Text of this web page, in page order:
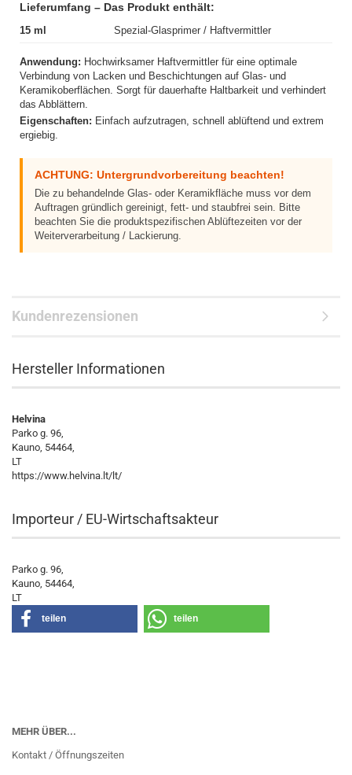
Lieferumfang – Das Produkt enthält:
15 ml Spezial-Glasprimer / Haftvermittler
Anwendung: Hochwirksamer Haftvermittler für eine optimale
Verbindung von Lacken und Beschichtungen auf Glas- und
Keramikoberflächen. Sorgt für dauerhafte Haltbarkeit und verhindert
das Abblättern.
Eigenschaften: Einfach aufzutragen, schnell ablüftend und extrem
ergiebig.
ACHTUNG: Untergrundvorbereitung beachten!
Die zu behandelnde Glas- oder Keramikfläche muss vor dem
Auftragen gründlich gereinigt, fett- und staubfrei sein. Bitte
beachten Sie die produktspezifischen Ablüftezeiten vor der
Weiterverarbeitung / Lackierung.
Kundenrezensionen
Hersteller Informationen
Helvina
Parko g. 96,
Kauno, 54464,
LT
https://www.helvina.lt/lt/
Importeur / EU-Wirtschaftsakteur
Parko g. 96,
Kauno, 54464,
LT
teilen teilen
MEHR ÜBER...
Kontakt / Öffnungszeiten